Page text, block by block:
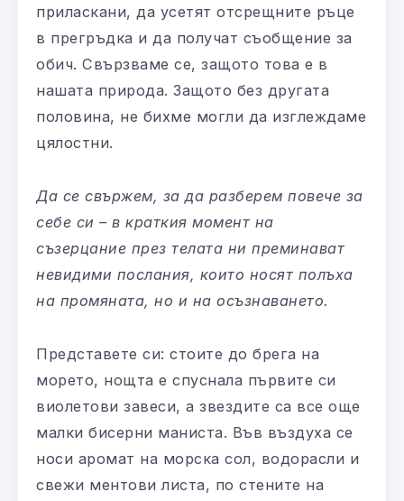
приласкани, да усетят отсрещните ръце
в прегръдка и да получат съобщение за
обич. Свързваме се, защото това е в
нашата природа. Защото без другата
половина, не бихме могли да изглеждаме
цялостни.
Да се свържем, за да разберем повече за
себе си – в краткия момент на
съзерцание през телата ни преминават
невидими послания, които носят полъха
на промяната, но и на осъзнаването.
Представете си: стоите до брега на
морето, нощта е спуснала първите си
виолетови завеси, а звездите са все още
малки бисерни маниста. Във въздуха се
носи аромат на морска сол, водорасли и
свежи ментови листа, по стените на